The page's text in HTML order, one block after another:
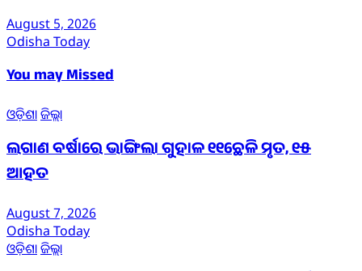
August 5, 2026
Odisha Today
You may Missed
ଓଡ଼ିଶାଜିଲ୍ଲା
ଲଗାଣ ବର୍ଷାରେ ଭାଙ୍ଗିଲା ଗୁହାଳ ୧୧ଛେଳି ମୃତ, ୧୫
ଆହତ
August 7, 2026
Odisha Today
ଓଡ଼ିଶାଜିଲ୍ଲା